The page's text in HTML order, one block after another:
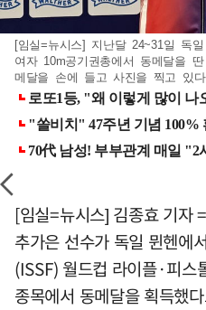
[임실=뉴시스] 지난달 24~31일 독
여자 10m공기권총에서 동메달을
메달을 손에 들고 사진을 찍고 있
[임실=뉴시스] 김종효 기자
추가은 선수가 독일 뮌헨에
(ISSF) 월드컵 라이플·피
종목에서 동메달을 획득했